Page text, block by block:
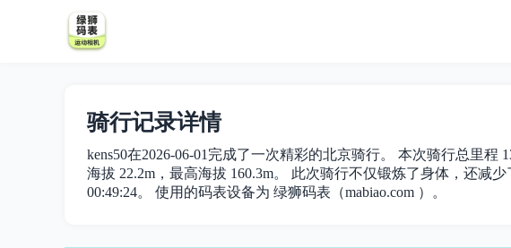
骑行记录详情
kens50在2026-06-01完成了一次精彩的北京骑行。 本次骑行总里
海拔 22.2m，最高海拔 160.3m。 此次骑行不仅锻炼了身体，还减
00:49:24。 使用的码表设备为 绿狮码表（mabiao.com ）。